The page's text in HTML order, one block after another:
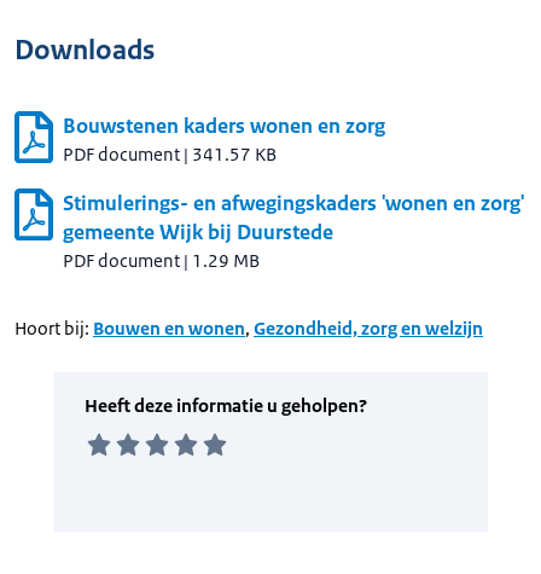
Downloads
Bouwstenen kaders wonen en zorg
PDF document | 341.57 KB
Stimulerings- en afwegingskaders 'wonen en zorg'
gemeente Wijk bij Duurstede
PDF document | 1.29 MB
Hoort bij: Bouwen en wonen, Gezondheid, zorg en welzijn